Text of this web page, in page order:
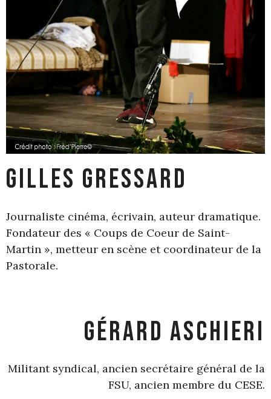
Gilles Gressard
Journaliste cinéma, écrivain, auteur dramatique.
Fondateur des « Coups de Coeur de Saint-
Martin », metteur en scène et coordinateur de la
Pastorale.
Gérard Aschieri
Militant syndical, ancien secrétaire général de la
FSU, ancien membre du CESE.